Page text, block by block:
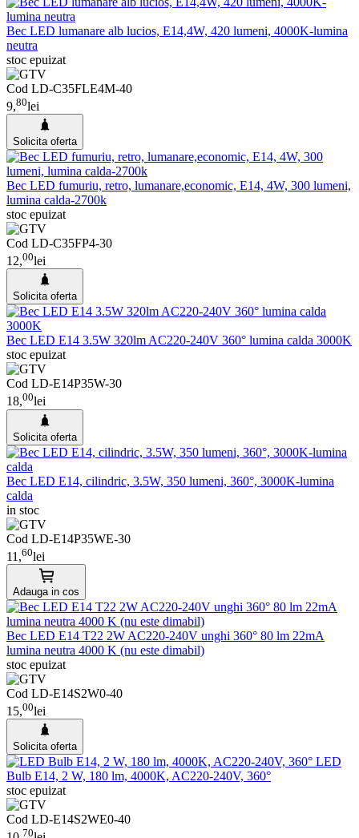
Bec LED lumanare alb lucios, E14,4W, 420 lumeni, 4000K-lumina
neutra
stoc epuizat
Cod LD-C35FLE4M-40
9,80lei
Solicita oferta
Bec LED fumuriu, retro, lumanare,economic, E14, 4W, 300 lumeni,
lumina calda-2700k
stoc epuizat
Cod LD-C35FP4-30
12,00lei
Solicita oferta
Bec LED E14 3.5W 320lm AC220-240V 360° lumina calda 3000K
stoc epuizat
Cod LD-E14P35W-30
18,00lei
Solicita oferta
Bec LED E14, cilindric, 3.5W, 350 lumeni, 360°, 3000K-lumina
calda
in stoc
Cod LD-E14P35WE-30
11,60lei
Adauga in cos
Bec LED E14 T22 2W AC220-240V unghi 360° 80 lm 22mA
lumina neutra 4000 K (nu este dimabil)
stoc epuizat
Cod LD-E14S2W0-40
15,00lei
Solicita oferta
LED
Bulb E14, 2 W, 180 lm, 4000K, AC220-240V, 360°
stoc epuizat
Cod LD-E14S2WE0-40
70